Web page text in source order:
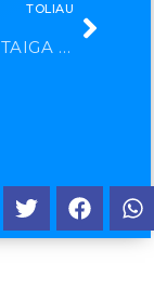
TOLIAU
VIEŠOJI ĮSTAIGA ANTAVILIŲ PENSIONATAS